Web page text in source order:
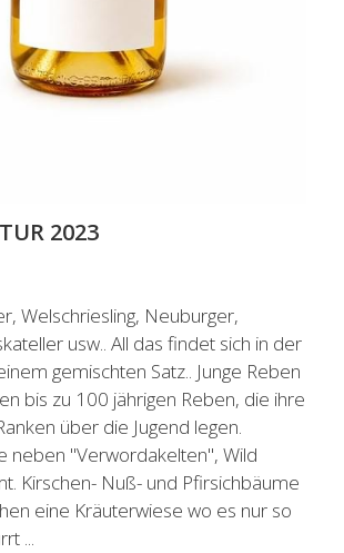
2023
Welschriesling, Neuburger,
usw.. All das findet sich in der
gemischten Satz.. Junge Reben
bis zu 100 jährigen Reben, die ihre
über die Jugend legen.
neben "Verwordakelten", Wild
Kirschen- Nuß- und Pfirsichbäume
eine Kräuterwiese wo es nur so
...